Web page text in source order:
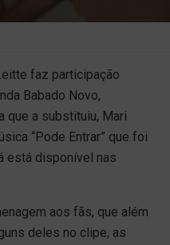
faz participação
Babado Novo,
que a substituiu, Mari
“Pode Entrar” que foi
está disponível nas
aos fãs, que além
deles no clipe, as